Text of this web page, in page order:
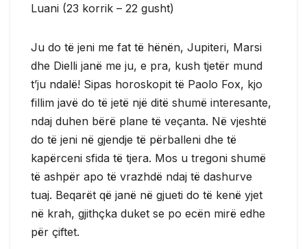
Luani (23 korrik – 22 gusht)
Ju do të jeni me fat të hënën, Jupiteri, Marsi
dhe Dielli janë me ju, e pra, kush tjetër mund
t’ju ndalë! Sipas horoskopit të Paolo Fox, kjo
fillim javë do të jetë një ditë shumë interesante,
ndaj duhen bërë plane të veçanta. Në vjeshtë
do të jeni në gjendje të përballeni dhe të
kapërceni sfida të tjera. Mos u tregoni shumë
të ashpër apo të vrazhdë ndaj të dashurve
tuaj. Beqarët që janë në gjueti do të kenë yjet
në krah, gjithçka duket se po ecën mirë edhe
për çiftet.